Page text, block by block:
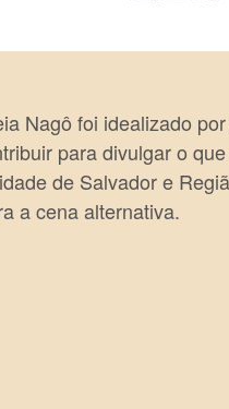
Nagô foi idealizado
para divulgar o
de Salvador e
a cena alternativa.